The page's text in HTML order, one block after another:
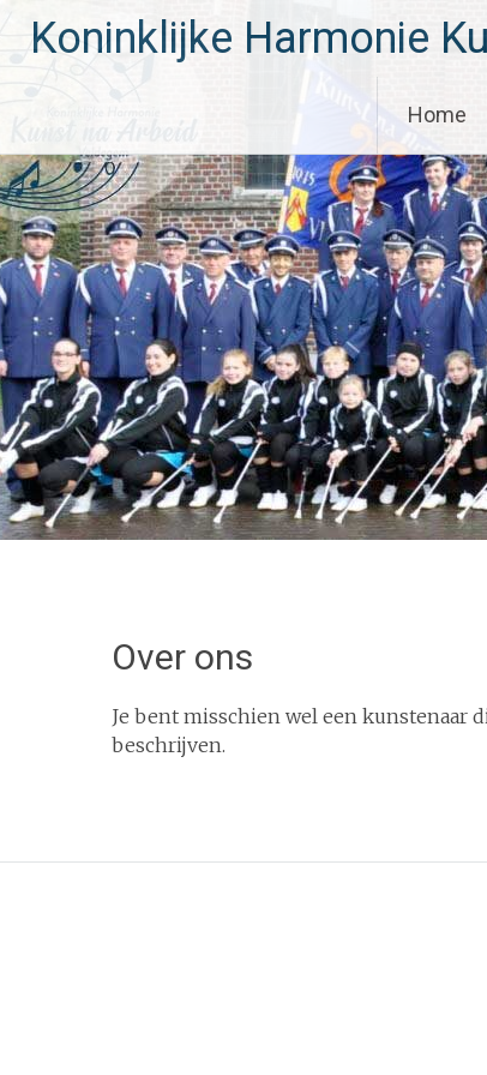
Koninklijke Harmonie
Home
Over ons
Je bent misschien wel een kunstenaar
beschrijven.